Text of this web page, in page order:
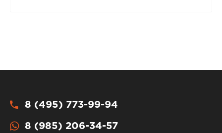
8 (495) 773-99-94
8 (985) 206-34-57